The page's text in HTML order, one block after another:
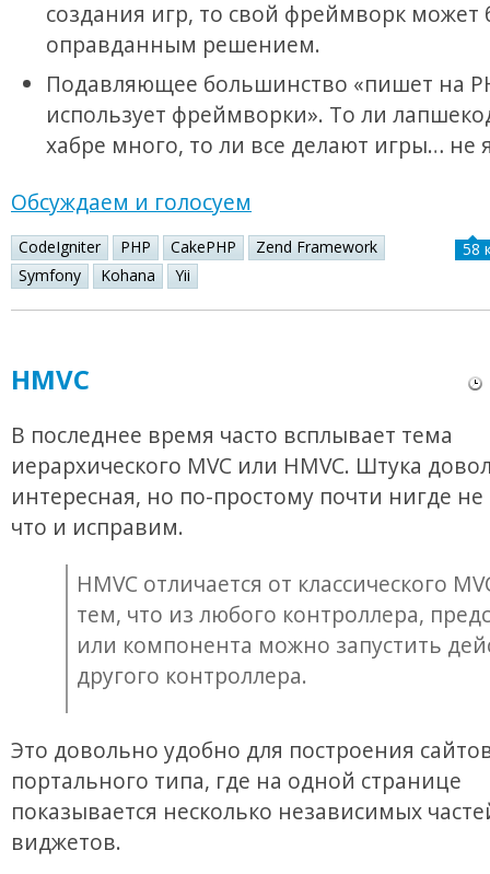
создания игр, то свой фреймворк может
оправданным решением.
Подавляющее большинство «пишет на
использует фреймворки». То ли
хабре много, то ли все делают игры… не
Обсуждаем и голосуем
CodeIgniter PHP CakePHP
Zend Framework
Symfony
Kohana Yii
58
HMVC
В последнее время часто всплывает тема
иерархического MVC или HMVC. Штука
интересная, но по-простому почти нигде
что и исправим.
HMVC отличается от классического
тем, что из любого контроллера,
или компонента можно запустить
другого контроллера.
Это довольно удобно для построения
портального типа, где на одной странице
показывается несколько независимых
виджетов.